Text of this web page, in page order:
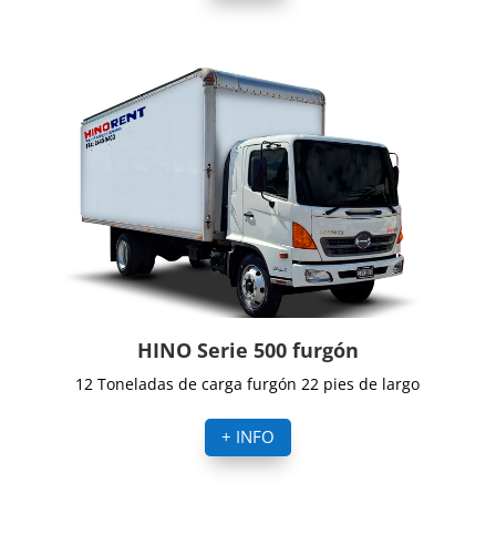
HINO Serie 500 furgón
12 Toneladas de carga furgón 22 pies de largo
+ INFO